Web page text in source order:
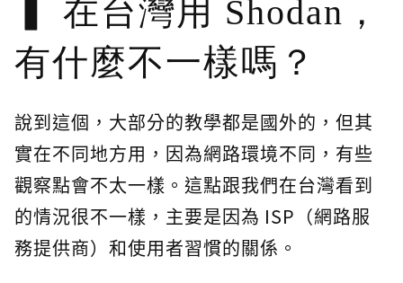
在台灣用 Shodan，
有什麼不一樣嗎？
說到這個，大部分的教學都是國外的，但其
實在不同地方用，因為網路環境不同，有些
觀察點會不太一樣。這點跟我們在台灣看到
的情況很不一樣，主要是因為 ISP（網路服
務提供商）和使用者習慣的關係。